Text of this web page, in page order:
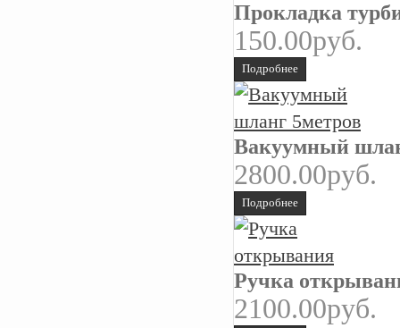
Прокладка
150.00руб.
Подробнее
Вакуумный
2800.00руб.
Подробнее
Ручка
2100.00руб.